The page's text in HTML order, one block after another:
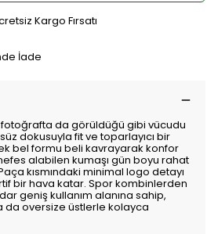
Kargo Fırsatı
İade
fotoğrafta da görüldüğü gibi vücudu
dokusuyla fit ve toparlayıcı bir
bel formu beli kavrayarak konfor
alabilen kumaşı gün boyu rahat
kısmındaki minimal logo detayı
bir hava katar. Spor kombinlerden
geniş kullanım alanına sahip,
da oversize üstlerle kolayca